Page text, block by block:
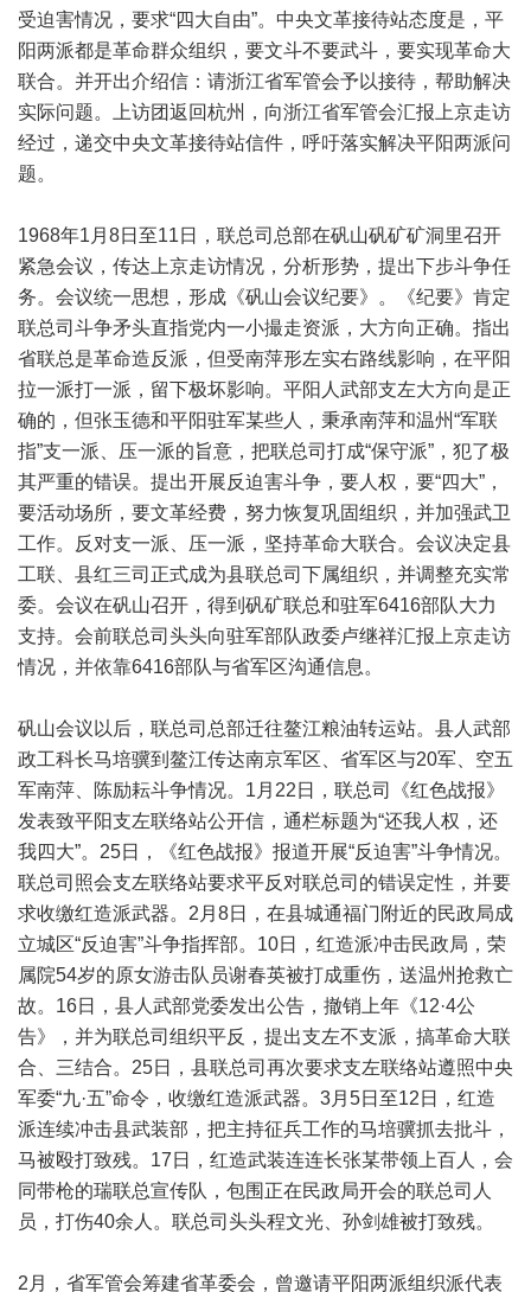
受迫害情况，要求“四大自由”。中央文革接待站态度是，平
阳两派都是革命群众组织，要文斗不要武斗，要实现革命大
联合。并开出介绍信：请浙江省军管会予以接待，帮助解决
实际问题。上访团返回杭州，向浙江省军管会汇报上京走访
经过，递交中央文革接待站信件，呼吁落实解决平阳两派问
题。
1968年1月8日至11日，联总司总部在矾山矾矿矿洞里召开
紧急会议，传达上京走访情况，分析形势，提出下步斗争任
务。会议统一思想，形成《矾山会议纪要》。《纪要》肯定
联总司斗争矛头直指党内一小撮走资派，大方向正确。指出
省联总是革命造反派，但受南萍形左实右路线影响，在平阳
拉一派打一派，留下极坏影响。平阳人武部支左大方向是正
确的，但张玉德和平阳驻军某些人，秉承南萍和温州“军联
指”支一派、压一派的旨意，把联总司打成“保守派”，犯了极
其严重的错误。提出开展反迫害斗争，要人权，要“四大”，
要活动场所，要文革经费，努力恢复巩固组织，并加强武卫
工作。反对支一派、压一派，坚持革命大联合。会议决定县
工联、县红三司正式成为县联总司下属组织，并调整充实常
委。会议在矾山召开，得到矾矿联总和驻军6416部队大力
支持。会前联总司头头向驻军部队政委卢继祥汇报上京走访
情况，并依靠6416部队与省军区沟通信息。
矾山会议以后，联总司总部迁往鳌江粮油转运站。县人武部
政工科长马培骥到鳌江传达南京军区、省军区与20军、空五
军南萍、陈励耘斗争情况。1月22日，联总司《红色战报》
发表致平阳支左联络站公开信，通栏标题为“还我人权，还
我四大”。25日，《红色战报》报道开展“反迫害”斗争情况。
联总司照会支左联络站要求平反对联总司的错误定性，并要
求收缴红造派武器。2月8日，在县城通福门附近的民政局成
立城区“反迫害”斗争指挥部。10日，红造派冲击民政局，荣
属院54岁的原女游击队员谢春英被打成重伤，送温州抢救亡
故。16日，县人武部党委发出公告，撤销上年《12·4公
告》，并为联总司组织平反，提出支左不支派，搞革命大联
合、三结合。25日，县联总司再次要求支左联络站遵照中央
军委“九·五”命令，收缴红造派武器。3月5日至12日，红造
派连续冲击县武装部，把主持征兵工作的马培骥抓去批斗，
马被殴打致残。17日，红造武装连连长张某带领上百人，会
同带枪的瑞联总宣传队，包围正在民政局开会的联总司人
员，打伤40余人。联总司头头程文光、孙剑雄被打致残。
2月，省军管会筹建省革委会，曾邀请平阳两派组织派代表